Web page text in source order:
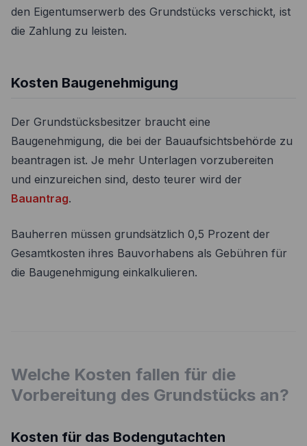
den Eigentumserwerb des Grundstücks verschickt, ist
die Zahlung zu leisten.
Kosten Baugenehmigung
Der Grundstücksbesitzer braucht eine
Baugenehmigung, die bei der Bauaufsichtsbehörde zu
beantragen ist. Je mehr Unterlagen vorzubereiten
und einzureichen sind, desto teurer wird der
Bauantrag.
Bauherren müssen grundsätzlich 0,5 Prozent der
Gesamtkosten ihres Bauvorhabens als Gebühren für
die Baugenehmigung einkalkulieren.
Welche Kosten fallen für die
Vorbereitung des Grundstücks an?
Kosten für das Bodengutachten